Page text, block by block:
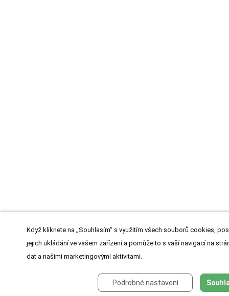
Když kliknete na „Souhlasím“ s využitím všech souborů cookies,
jejich ukládání ve vašem zařízení a pomůže to s vaší navigací na
dat a našimi marketingovými aktivitami.
Podrobné nastavení